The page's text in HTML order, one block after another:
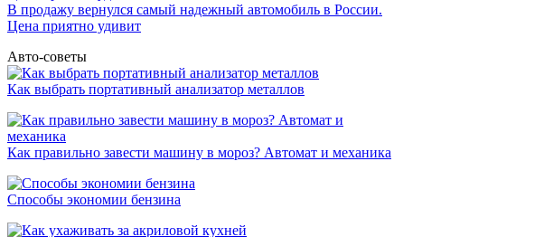
В продажу вернулся самый надежный автомобиль в России.
Цена приятно удивит
Авто-советы
Как выбрать портативный анализатор металлов
Как правильно завести машину в мороз? Автомат и механика
Способы экономии бензина